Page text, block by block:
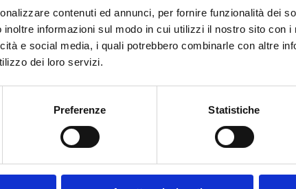
contenuti ed annunci, per fornire funzionalità dei
inoltre informazioni sul modo in cui utilizzi il nostro sito con
e social media, i quali potrebbero combinarle con altre
dei loro servizi.
Preferenze Statistiche